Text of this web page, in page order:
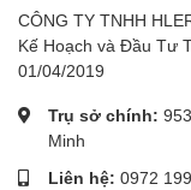
CÔNG TY TNHH
Kế Hoạch và Đầu Tư
01/04/2019
Trụ sở chính:
Minh
Liên hệ: 0972